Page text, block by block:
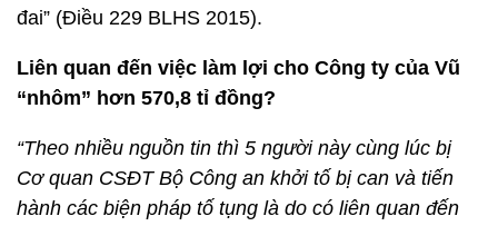
đai” (Điều 229 BLHS 2015).
Liên quan đến việc làm lợi cho Công ty của Vũ
“nhôm” hơn 570,8 tỉ đồng?
“Theo nhiều nguồn tin thì 5 người này cùng lúc bị
Cơ quan CSĐT Bộ Công an khởi tố bị can và tiến
hành các biện pháp tố tụng là do có liên quan đến